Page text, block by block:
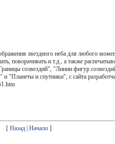
звездного неба для любого
поворачивать и т.д., а также
созвездий", "Линии фигур
и спутники"; с сайта
[ Назад Начало ]